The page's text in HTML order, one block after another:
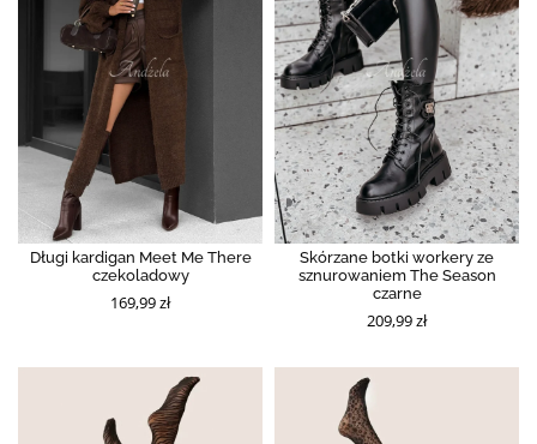
Długi kardigan Meet Me There
czekoladowy
169,99 zł
Skórzane botki workery ze
sznurowaniem The Season
czarne
209,99 zł